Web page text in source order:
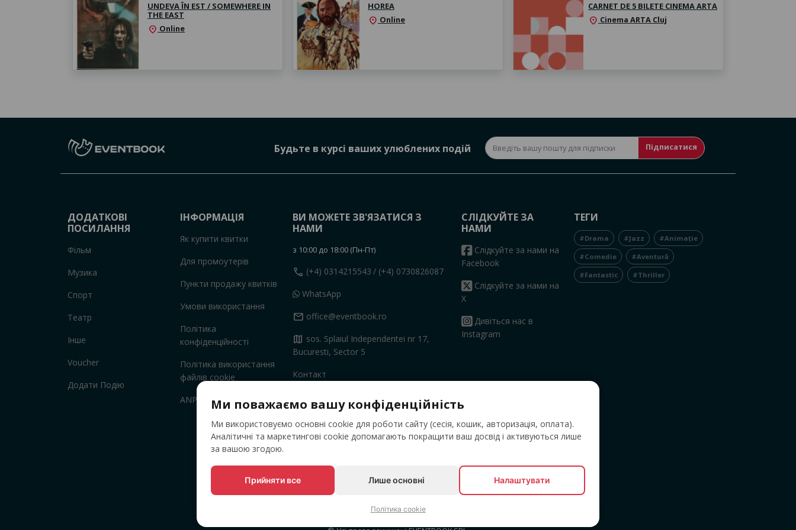
UNDEVA ÎN EST / SOMEWHERE IN
THE EAST
location_on Online
HOREA
location_on Online
CARNET DE 5 BILETE CINEMA ARTA
location_on Cinema ARTA Cluj
Будьте в курсі ваших улюблених подій Підписатися
ДОДАТКОВІ
ПОСИЛАННЯ
Фільм
Музика
Спорт
Театр
Інше
Voucher
Додати Подію
ІНФОРМАЦІЯ
Як купити квитки
Для промоутерів
Пункти продажу квитків
Умови використання
Політика
конфіденційності
Політика використання
файлів cookie
ANPC
ВИ МОЖЕТЕ ЗВ'ЯЗАТИСЯ З
НАМИ
з 10:00 до 18:00 (Пн-Пт)
call (+4) 0314215543 / (+4) 0730826087
WhatsApp
mail office@eventbook.ro
map sos. Splaiul Independentei nr 17,
Bucuresti, Sector 5
Контакт
СЛІДКУЙТЕ ЗА
НАМИ
Слідкуйте за нами на
Facebook
Слідкуйте за нами на
X
Дивіться нас в
Instagram
ТЕГИ
#Drama #Jazz #Animație
#Comedie #Aventură
#Fantastic #Thriller
Ми поважаємо вашу конфіденційність
Ми використовуємо основні cookie для роботи сайту (сесія, кошик, авторизація, оплата).
Аналітичні та маркетингові cookie допомагають покращити ваш досвід і активуються лише
за вашою згодою.
Прийняти все Лише основні Налаштувати
Політика cookie